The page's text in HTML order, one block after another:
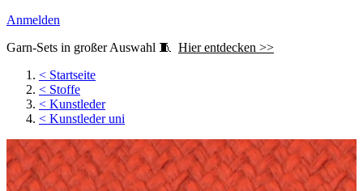
Anmelden
Garn-Sets in großer Auswahl 🧵 Hier entdecken >>
< Startseite
< Stoffe
< Kunstleder
< Kunstleder uni